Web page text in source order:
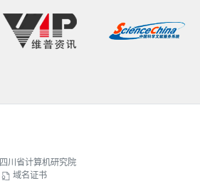
四川省计算机研究院
域名证书